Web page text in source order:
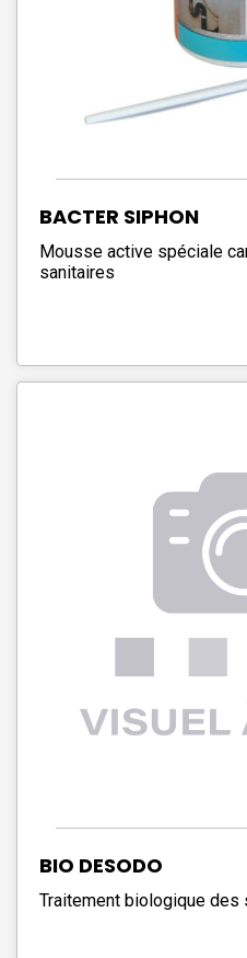
BACTER SIPHON
Mousse active spéciale
sanitaires
BIO DESODO
Traitement biologique